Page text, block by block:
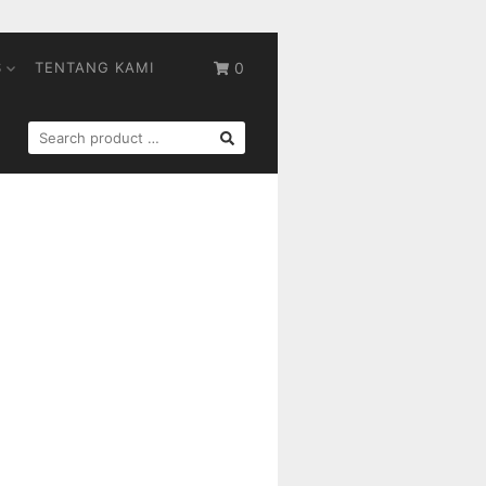
0
TENTANG KAMI
SEARCH
FOR: